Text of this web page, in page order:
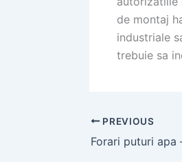
de montaj
industriale
trebuie sa
PREVIOUS